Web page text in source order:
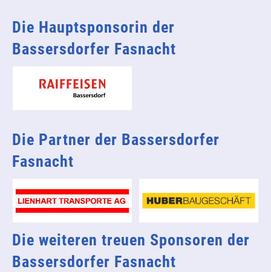
Die Hauptsponsorin der
Bassersdorfer Fasnacht
Die Partner der Bassersdorfer
Fasnacht
Die weiteren treuen Sponsoren der
Bassersdorfer Fasnacht